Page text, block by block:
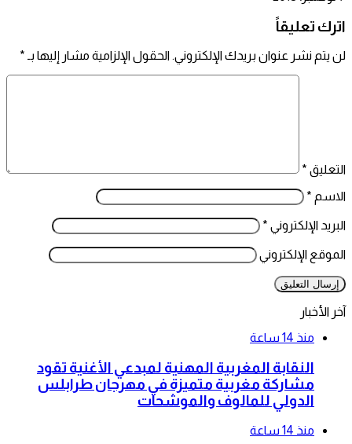
اترك تعليقاً
لن يتم نشر عنوان بريدك الإلكتروني.الحقول الإلزامية مشار إليها بـ *
التعليق *
الاسم *
البريد الإلكتروني *
الموقع الإلكتروني
آخر الأخبار
منذ 14 ساعة
النقابة المغربية المهنية لمبدعي الأغنية تقود
مشاركة مغربية متميزة في مهرجان طرابلس
الدولي للمالوف والموشحات
منذ 14 ساعة